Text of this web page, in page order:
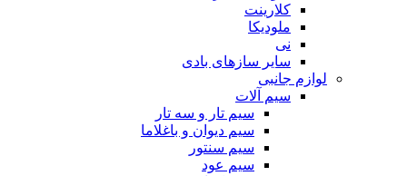
کلارینت
ملودیکا
نی
سایر سازهای بادی
لوازم جانبی
سیم آلات
سیم تار و سه تار
سیم دیوان و باغلاما
سیم سنتور
سیم عود